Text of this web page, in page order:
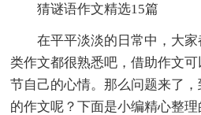
猜谜语作文精选15篇
在平平淡淡的日常中，大
类作文都很熟悉吧，借助作文
节自己的心情。那么问题来了
的作文呢？下面是小编精心整